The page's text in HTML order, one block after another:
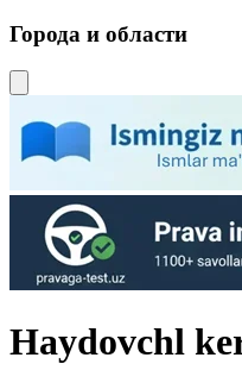
Города и области
Haydovchl